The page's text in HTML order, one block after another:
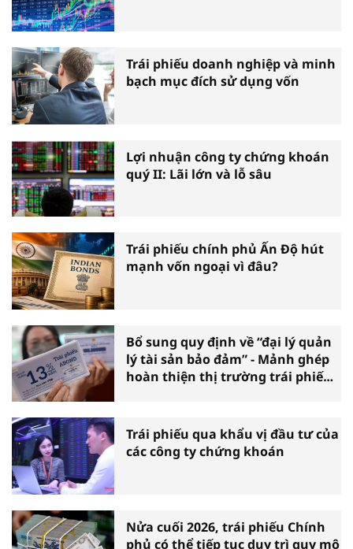
Trái phiếu doanh nghiệp và minh
bạch mục đích sử dụng vốn
Lợi nhuận công ty chứng khoán
quý II: Lãi lớn và lỗ sâu
Trái phiếu chính phủ Ấn Độ hút
mạnh vốn ngoại vì đâu?
Bổ sung quy định về “đại lý quản
lý tài sản bảo đảm” - Mảnh ghép
hoàn thiện thị trường trái phiếu
Trái phiếu qua khẩu vị đầu tư của
các công ty chứng khoán
Nửa cuối 2026, trái phiếu Chính
phủ có thể tiếp tục duy trì quy mô